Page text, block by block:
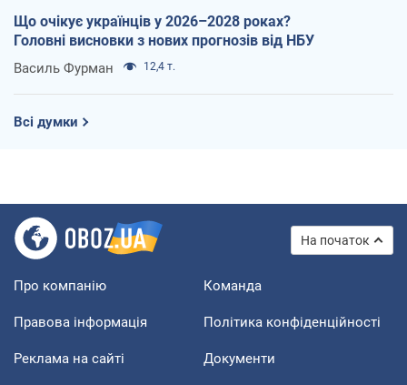
Що очікує українців у 2026–2028 роках?
Головні висновки з нових прогнозів від НБУ
Василь Фурман 12,4 т.
Всі думки
На початок
Про компанію Команда
Правова інформація Політика конфіденційності
Реклама на сайті Документи